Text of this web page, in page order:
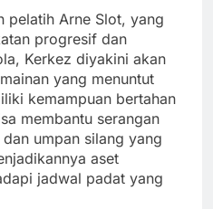
pelatih Arne Slot, yang
progresif dan
Kerkez diyakini akan
yang menuntut
kemampuan bertahan
membantu serangan
umpan silang yang
aset
jadwal padat yang